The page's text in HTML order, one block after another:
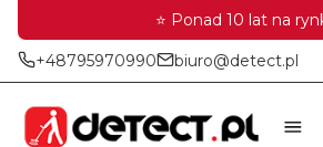
⭐ Ponad 10 lat na
+48795970990 biuro@detect.pl